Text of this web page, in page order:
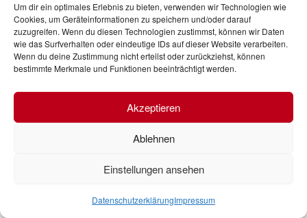
Um dir ein optimales Erlebnis zu bieten, verwenden wir Technologien wie
Cookies, um Geräteinformationen zu speichern und/oder darauf
zuzugreifen. Wenn du diesen Technologien zustimmst, können wir Daten
wie das Surfverhalten oder eindeutige IDs auf dieser Website verarbeiten.
Wenn du deine Zustimmung nicht erteilst oder zurückziehst, können
bestimmte Merkmale und Funktionen beeinträchtigt werden.
Akzeptieren
Ablehnen
Einstellungen ansehen
DatenschutzerklärungImpressum